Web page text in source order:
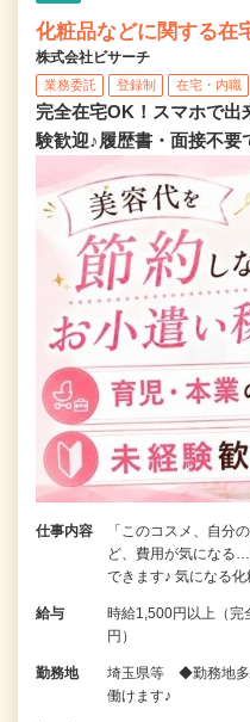
化粧品などに関する在
株式会社ビサーチ
業務委託 登録制 在宅・内職
完全在宅OK！スマホで出
験歓迎♪履歴書・面接不要
仕事内容
「このコスメ、自分
ど、費用が気になる
できます♪ 気になる
給与
時給1,500円以上（完
円）
勤務地
埼玉県等 ◆勤務地多
働けます♪